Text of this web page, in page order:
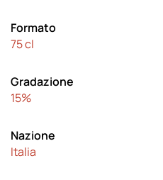
Formato
75 cl
Gradazione
15%
Nazione
Italia